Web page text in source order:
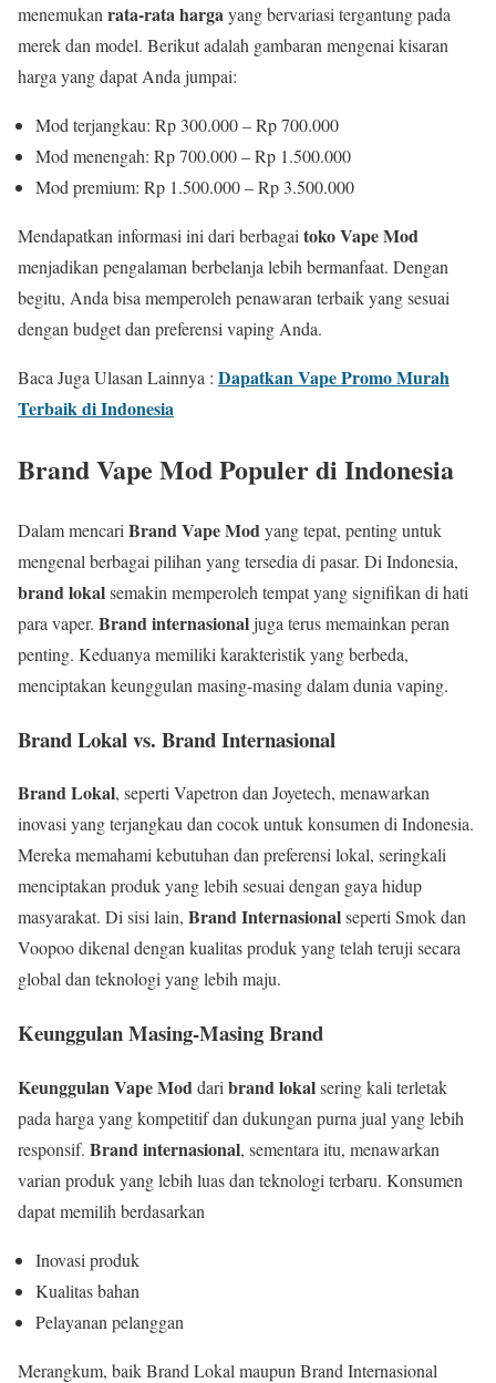
menemukan rata-rata hargayang bervariasi tergantung pada
merek dan model. Berikut adalah gambaran mengenai kisaran
harga yang dapat Anda jumpai:
Mod terjangkau: Rp 300.000 – Rp 700.000
Mod menengah: Rp 700.000 – Rp 1.500.000
Mod premium: Rp 1.500.000 – Rp 3.500.000
Mendapatkan informasi ini dari berbagai toko Vape Mod
menjadikan pengalaman berbelanja lebih bermanfaat. Dengan
begitu, Anda bisa memperoleh penawaran terbaik yang sesuai
dengan budget dan preferensi vaping Anda.
Baca Juga Ulasan Lainnya : Dapatkan Vape Promo Murah
Terbaik di Indonesia
Brand Vape Mod Populer di Indonesia
Dalam mencari Brand Vape Modyang tepat, penting untuk
mengenal berbagai pilihan yang tersedia di pasar. Di Indonesia,
brand lokalsemakin memperoleh tempat yang signifikan di hati
para vaper. Brand internasionaljuga terus memainkan peran
penting. Keduanya memiliki karakteristik yang berbeda,
menciptakan keunggulan masing-masing dalam dunia vaping.
Brand Lokal vs. Brand Internasional
Brand Lokal, seperti Vapetron dan Joyetech, menawarkan
inovasi yang terjangkau dan cocok untuk konsumen di Indonesia.
Mereka memahami kebutuhan dan preferensi lokal, seringkali
menciptakan produk yang lebih sesuai dengan gaya hidup
masyarakat. Di sisi lain, Brand Internasionalseperti Smok dan
Voopoo dikenal dengan kualitas produk yang telah teruji secara
global dan teknologi yang lebih maju.
Keunggulan Masing-Masing Brand
Keunggulan Vape Moddari brand lokalsering kali terletak
pada harga yang kompetitif dan dukungan purna jual yang lebih
responsif. Brand internasional, sementara itu, menawarkan
varian produk yang lebih luas dan teknologi terbaru. Konsumen
dapat memilih berdasarkan
Inovasi produk
Kualitas bahan
Pelayanan pelanggan
Merangkum, baik Brand Lokal maupun Brand Internasional